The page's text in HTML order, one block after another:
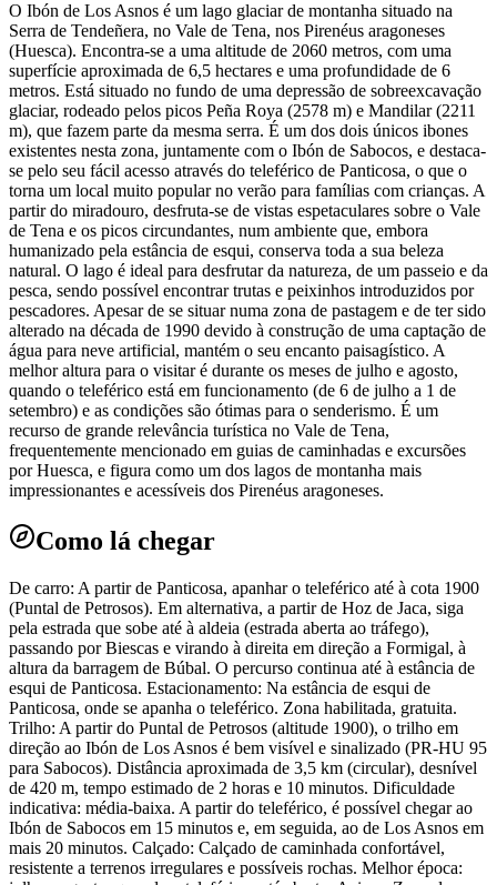
O Ibón de Los Asnos é um lago glaciar de montanha situado na
Serra de Tendeñera, no Vale de Tena, nos Pirenéus aragoneses
(Huesca). Encontra-se a uma altitude de 2060 metros, com uma
superfície aproximada de 6,5 hectares e uma profundidade de 6
metros. Está situado no fundo de uma depressão de sobreexcavação
glaciar, rodeado pelos picos Peña Roya (2578 m) e Mandilar (2211
m), que fazem parte da mesma serra. É um dos dois únicos ibones
existentes nesta zona, juntamente com o Ibón de Sabocos, e destaca-
se pelo seu fácil acesso através do teleférico de Panticosa, o que o
torna um local muito popular no verão para famílias com crianças. A
partir do miradouro, desfruta-se de vistas espetaculares sobre o Vale
de Tena e os picos circundantes, num ambiente que, embora
humanizado pela estância de esqui, conserva toda a sua beleza
natural. O lago é ideal para desfrutar da natureza, de um passeio e da
pesca, sendo possível encontrar trutas e peixinhos introduzidos por
pescadores. Apesar de se situar numa zona de pastagem e de ter sido
alterado na década de 1990 devido à construção de uma captação de
água para neve artificial, mantém o seu encanto paisagístico. A
melhor altura para o visitar é durante os meses de julho e agosto,
quando o teleférico está em funcionamento (de 6 de julho a 1 de
setembro) e as condições são ótimas para o senderismo. É um
recurso de grande relevância turística no Vale de Tena,
frequentemente mencionado em guias de caminhadas e excursões
por Huesca, e figura como um dos lagos de montanha mais
impressionantes e acessíveis dos Pirenéus aragoneses.
Como lá chegar
De carro: A partir de Panticosa, apanhar o teleférico até à cota 1900
(Puntal de Petrosos). Em alternativa, a partir de Hoz de Jaca, siga
pela estrada que sobe até à aldeia (estrada aberta ao tráfego),
passando por Biescas e virando à direita em direção a Formigal, à
altura da barragem de Búbal. O percurso continua até à estância de
esqui de Panticosa. Estacionamento: Na estância de esqui de
Panticosa, onde se apanha o teleférico. Zona habilitada, gratuita.
Trilho: A partir do Puntal de Petrosos (altitude 1900), o trilho em
direção ao Ibón de Los Asnos é bem visível e sinalizado (PR-HU 95
para Sabocos). Distância aproximada de 3,5 km (circular), desnível
de 420 m, tempo estimado de 2 horas e 10 minutos. Dificuldade
indicativa: média-baixa. A partir do teleférico, é possível chegar ao
Ibón de Sabocos em 15 minutos e, em seguida, ao de Los Asnos em
mais 20 minutos. Calçado: Calçado de caminhada confortável,
resistente a terrenos irregulares e possíveis rochas. Melhor época: